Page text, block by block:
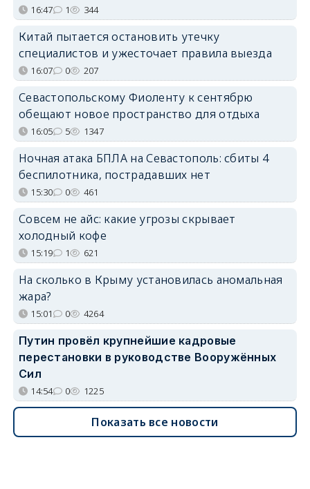
16:47 1 344
Китай пытается остановить утечку
специалистов и ужесточает правила выезда
16:07 0 207
Севастопольскому Фиоленту к сентябрю
обещают новое пространство для отдыха
16:05 5 1347
Ночная атака БПЛА на Севастополь: сбиты 4
беспилотника, пострадавших нет
15:30 0 461
Совсем не айс: какие угрозы скрывает
холодный кофе
15:19 1 621
На сколько в Крыму установилась аномальная
жара?
15:01 0 4264
Путин провёл крупнейшие кадровые
перестановки в руководстве Вооружённых
Сил
14:54 0 1225
Показать все новости